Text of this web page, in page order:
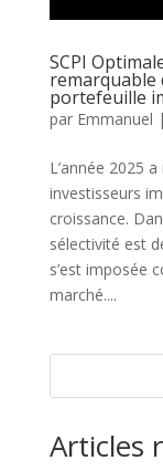
SCPI
remarquable
portefeuille
par Emmanuel |
L’année 2025
investisseurs
croissance.
sélectivité est
s’est imposée
marché....
Articles